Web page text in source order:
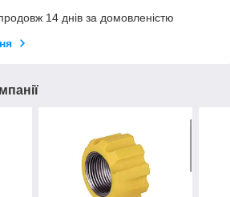
14 днів за домовленістю